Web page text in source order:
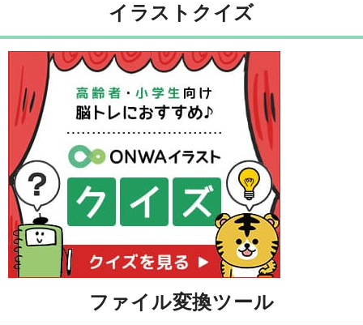
イラストクイズ
ファイル変換ツール